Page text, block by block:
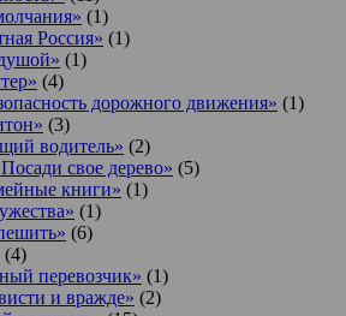
(1)
Россия» (1)
(1)
(4)
дорожного движения» (1)
(3)
водитель» (2)
свое дерево» (5)
книги» (1)
(1)
(6)
(4)
перевозчик» (1)
и вражде» (2)